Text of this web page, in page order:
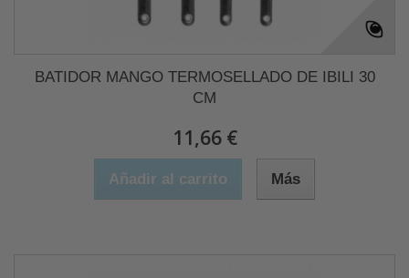
BATIDOR MANGO TERMOSELLADO DE IBILI 30
CM
11,66 €
Añadir al carrito Más